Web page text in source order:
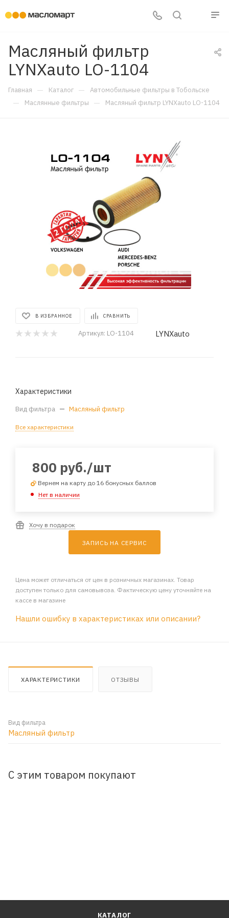
Масляный фильтр
LYNXauto LO-1104
Главная — Каталог — Автомобильные фильтры в Тобольске
— Маслянные фильтры — Масляный фильтр LYNXauto LO-1104
В ИЗБРАННОЕ СРАВНИТЬ
Артикул: LO-1104 LYNXauto
Характеристики
Вид фильтра — Масляный фильтр
Все характеристики
800 руб./шт
Вернем на карту до 16 бонусных баллов
Нет в наличии
Хочу в подарок
ЗАПИСЬ НА СЕРВИС
Цена может отличаться от цен в розничных магазинах. Товар
доступен только для самовывоза. Фактическую цену уточняйте на
кассе в магазине
Нашли ошибку в характеристиках или описании?
ХАРАКТЕРИСТИКИ ОТЗЫВЫ
Вид фильтра
Масляный фильтр
С этим товаром покупают
КАТАЛОГ